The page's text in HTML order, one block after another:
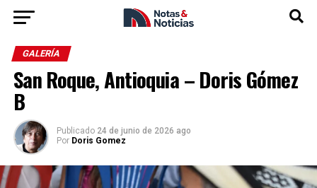
GALERÍA
San Roque, Antioquia – Doris Gómez
B
Publicado 24 de junio de 2026 ago
Por Doris Gomez